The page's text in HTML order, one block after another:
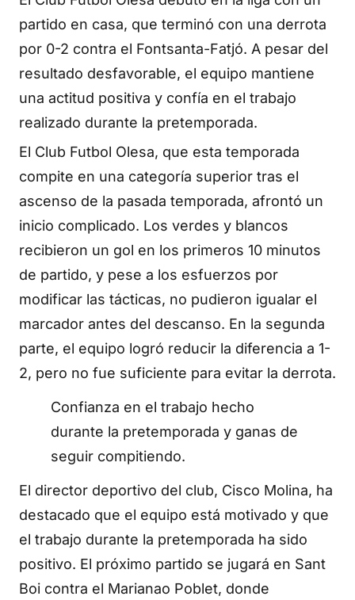
partido en casa, que terminó con una derrota
por 0-2 contra el Fontsanta-Fatjó. A pesar del
resultado desfavorable, el equipo mantiene
una actitud positiva y confía en el trabajo
realizado durante la pretemporada.
El Club Futbol Olesa, que esta temporada
compite en una categoría superior tras el
ascenso de la pasada temporada, afrontó un
inicio complicado. Los verdes y blancos
recibieron un gol en los primeros 10 minutos
de partido, y pese a los esfuerzos por
modificar las tácticas, no pudieron igualar el
marcador antes del descanso. En la segunda
parte, el equipo logró reducir la diferencia a 1-
2, pero no fue suficiente para evitar la derrota.
Confianza en el trabajo hecho
durante la pretemporada y ganas de
seguir compitiendo.
El director deportivo del club, Cisco Molina, ha
destacado que el equipo está motivado y que
el trabajo durante la pretemporada ha sido
positivo. El próximo partido se jugará en Sant
Boi contra el Marianao Poblet, donde